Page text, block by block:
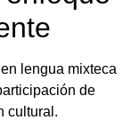
lengua mixteca
de
cultural.